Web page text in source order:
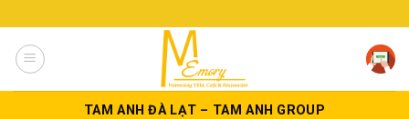
to
content
TAM ANH ĐÀ LẠT – TAM ANH GROUP